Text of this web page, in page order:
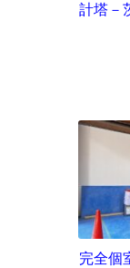
計塔－
完全個